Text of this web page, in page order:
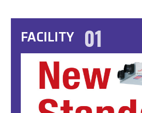
FACILITY 01